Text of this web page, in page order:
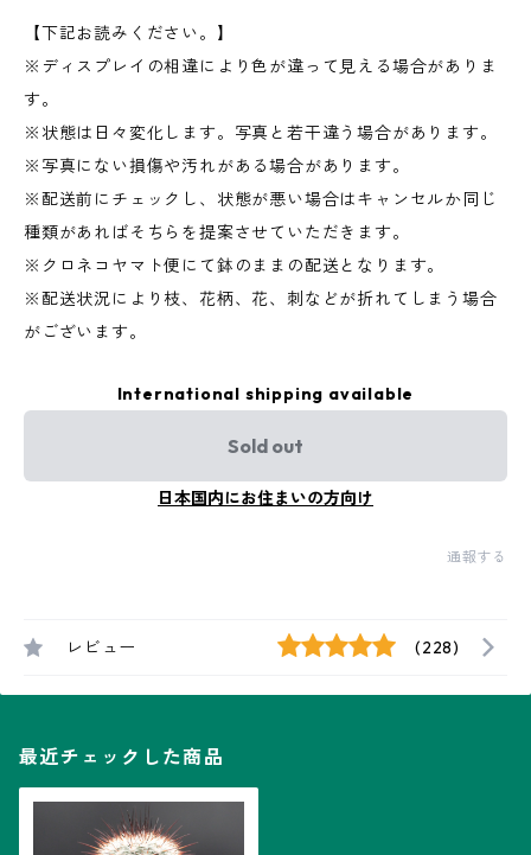
【下記お読みください。】
※ディスプレイの相違により色が違って見える場合がありま
す。
※状態は日々変化します。写真と若干違う場合があります。
※写真にない損傷や汚れがある場合があります。
※配送前にチェックし、状態が悪い場合はキャンセルか同じ
種類があればそちらを提案させていただきます。
※クロネコヤマト便にて鉢のままの配送となります。
※配送状況により枝、花柄、花、刺などが折れてしまう場合
がございます。
International shipping available
Sold out
日本国内にお住まいの方向け
通報する
レビュー (228)
最近チェックした商品